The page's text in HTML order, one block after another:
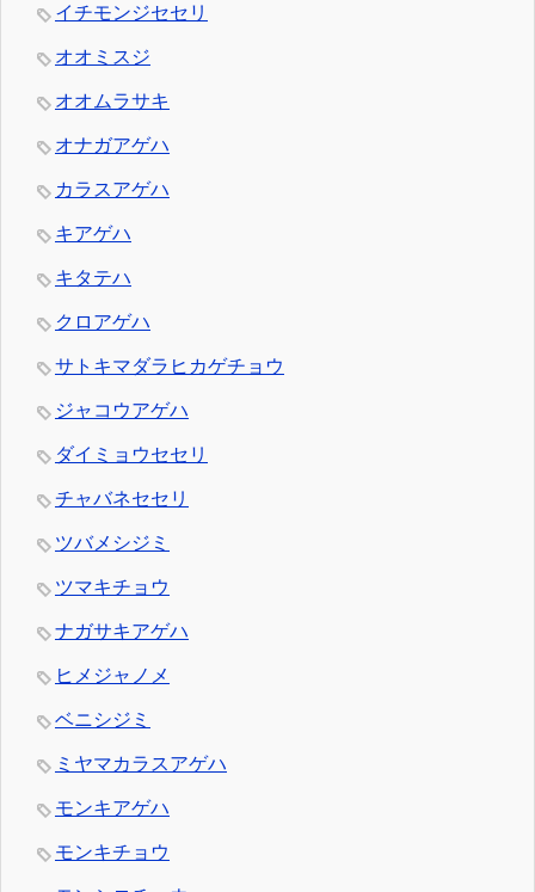
イチモンジセセリ
オオミスジ
オオムラサキ
オナガアゲハ
カラスアゲハ
キアゲハ
キタテハ
クロアゲハ
サトキマダラヒカゲチョウ
ジャコウアゲハ
ダイミョウセセリ
チャバネセセリ
ツバメシジミ
ツマキチョウ
ナガサキアゲハ
ヒメジャノメ
ベニシジミ
ミヤマカラスアゲハ
モンキアゲハ
モンキチョウ